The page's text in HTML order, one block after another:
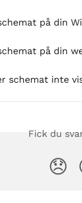
på din
på din
schemat inte
Fick du
😞